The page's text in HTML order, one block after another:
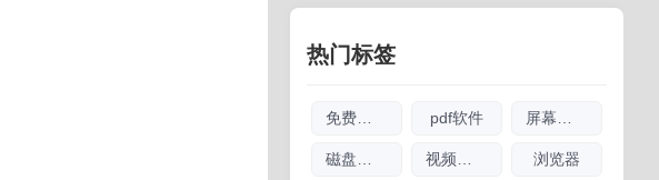
热门标签
pdf软件
浏览器